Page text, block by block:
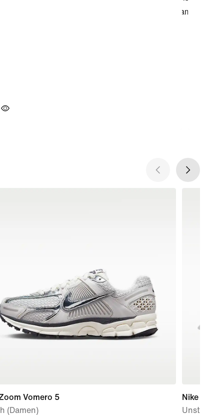
Vomero 5
(Damen)
Nike Dri-